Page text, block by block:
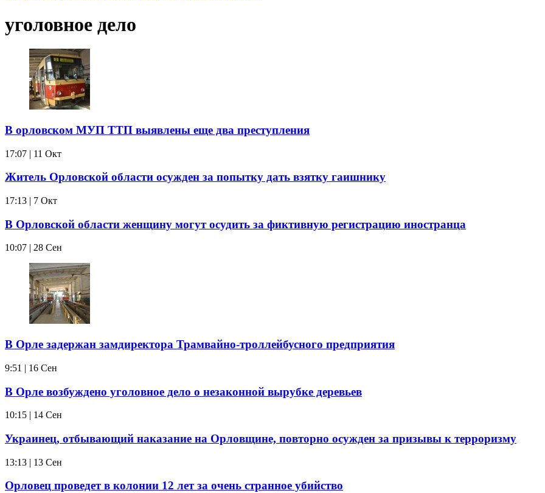
уголовное дело
В орловском МУП ТТП выявлены еще два преступления
17:07 | 11 Окт
Житель Орловской области осужден за попытку дать взятку гаишнику
17:13 | 7 Окт
В Орловской области женщину могут осудить за фиктивную регистрацию иностранца
10:07 | 28 Сен
В Орле задержан замдиректора Трамвайно-троллейбусного предприятия
9:51 | 16 Сен
В Орле возбуждено уголовное дело о незаконной вырубке деревьев
10:15 | 14 Сен
Украинец, отбывающий наказание на Орловщине, повторно осужден за призывы к терроризму
13:13 | 13 Сен
Орловец проведет в колонии 12 лет за очень странное убийство